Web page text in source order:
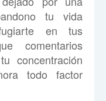
tu vida
en tus
comentarios
concentración
todo factor